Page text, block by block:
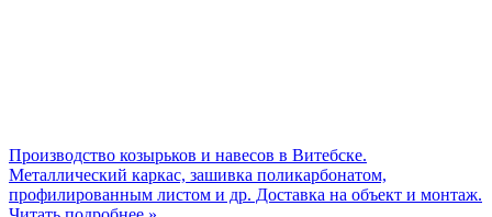
Производство козырьков и навесов в Витебске.
Металлический каркас, зашивка поликарбонатом,
профилированным листом и др. Доставка на объект и монтаж.